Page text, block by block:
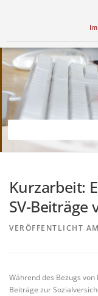
Kurzarbeit:
SV-Beiträge
VERÖFFENTLICHT AM
Während des Bezugs
Beiträge zur